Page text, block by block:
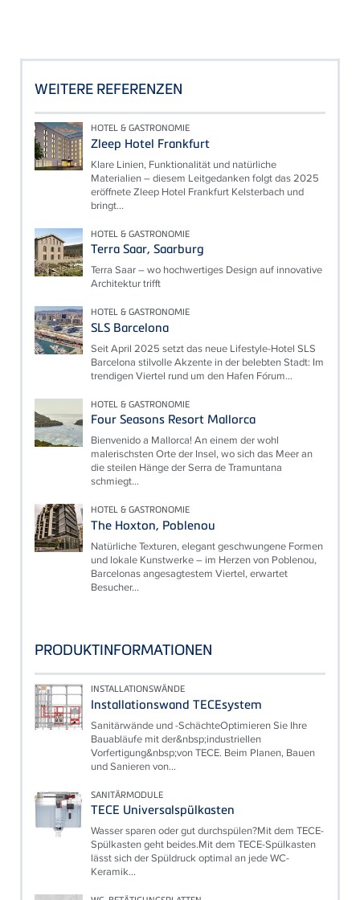
WEITERE REFERENZEN
HOTEL & GASTRONOMIE
Zleep Hotel Frankfurt
Klare Linien, Funktionalität und natürliche
Materialien – diesem Leitgedanken folgt das 2025
eröffnete Zleep Hotel Frankfurt Kelsterbach und
bringt...
HOTEL & GASTRONOMIE
Terra Saar, Saarburg
Terra Saar – wo hochwertiges Design auf innovative
Architektur trifft
HOTEL & GASTRONOMIE
SLS Barcelona
Seit April 2025 setzt das neue Lifestyle-Hotel SLS
Barcelona stilvolle Akzente in der belebten Stadt: Im
trendigen Viertel rund um den Hafen Fórum...
HOTEL & GASTRONOMIE
Four Seasons Resort Mallorca
Bienvenido a Mallorca! An einem der wohl
malerischsten Orte der Insel, wo sich das Meer an
die steilen Hänge der Serra de Tramuntana
schmiegt...
HOTEL & GASTRONOMIE
The Hoxton, Poblenou
Natürliche Texturen, elegant geschwungene Formen
und lokale Kunstwerke – im Herzen von Poblenou,
Barcelonas angesagtestem Viertel, erwartet
Besucher...
PRODUKTINFORMATIONEN
INSTALLATIONSWÄNDE
Installationswand TECEsystem
Sanitärwände und -SchächteOptimieren Sie Ihre
Bauabläufe mit der&nbsp;industriellen
Vorfertigung&nbsp;von TECE. Beim Planen, Bauen
und Sanieren von...
SANITÄRMODULE
TECE Universalspülkasten
Wasser sparen oder gut durchspülen?Mit dem TECE-
Spülkasten geht beides.Mit dem TECE-Spülkasten
lässt sich der Spüldruck optimal an jede WC-
Keramik...